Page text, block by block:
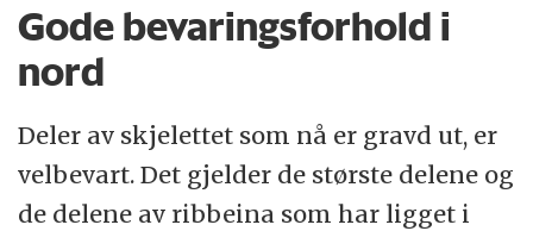
Gode bevaringsforhold i
nord
Deler av skjelettet som nå er gravd ut, er
velbevart. Det gjelder de største delene og
de delene av ribbeina som har ligget i